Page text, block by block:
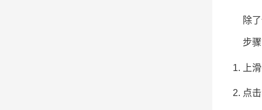
除
步
上
点